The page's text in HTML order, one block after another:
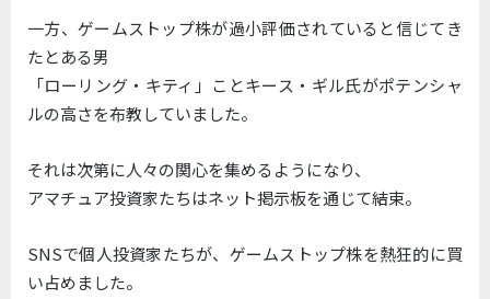
一方、 ゲームストップ株が過小評価されていると信じてき
たとある男
「ローリング・キティ」ことキース・ ギル氏がポテンシャ
ルの高さを布教していました。
それは次第に人々の関心を集めるようになり、
アマチュア投資家たちはネット掲示板を通じて結束。
SNSで個人投資家たちが、 ゲームストップ株を熱狂的に買
い占めました。